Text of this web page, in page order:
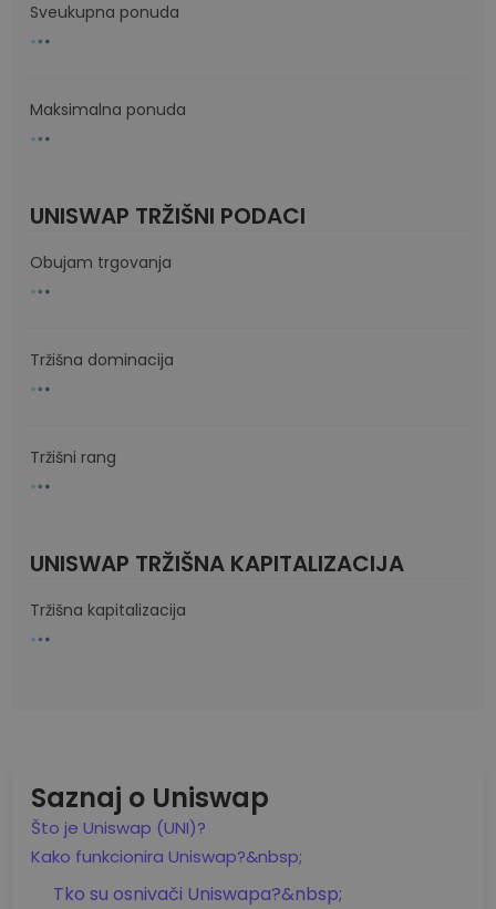
Saznaj o Uniswap
Što je Uniswap (UNI)?
Kako funkcionira Uniswap?&nbsp;
Tko su osnivači Uniswapa?&nbsp;
Sveukupna ponuda
Maksimalna ponuda
UNISWAP TRŽIŠNI PODACI
Obujam trgovanja
Tržišna dominacija
Tržišni rang
UNISWAP TRŽIŠNA KAPITALIZACIJA
Tržišna kapitalizacija